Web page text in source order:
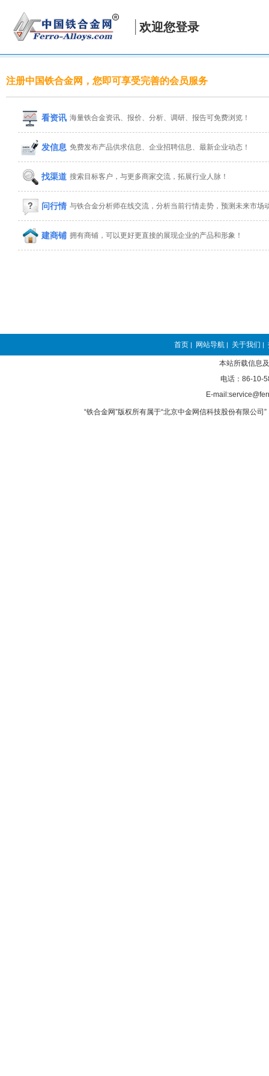
欢迎您登录
注册中国铁合金网，您即可享受完善的会员服务
看资讯 海量铁合金资讯、报价、分析、调研、报告可免费浏览！
发信息 免费发布产品供求信息、企业招聘信息、最新企业动态！
找渠道 搜索目标客户，与更多商家交流，拓展行业人脉！
问行情 与铁合金分析师在线交流，分析当前行情走势，预测未来市场
建商铺 拥有商铺，可以更好更直接的展现企业的产品和形象！
首页 | 网站导航 | 关于我们 |
本站所载信息
电话：86-10-
E-
“铁合金网”版权所有属于“北京中金网信科技股份有限公司